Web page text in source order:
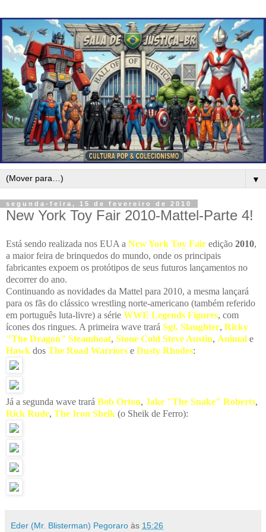
▼
segunda-feira, 15 de fevereiro de 2010
New York Toy Fair 2010-Mattel-Parte 4!
Está sendo realizada nos EUA a New York Toy Fair edição 2010,
a maior feira de brinquedos do mundo, onde os principais
fabricantes expoem os protótipos de seus futuros lançamentos no
decorrer do ano.
Continuando as novidades da Mattel para 2010, a mesma lançará
para os fãs do clássico wrestling norte-americano (também referido
em português luta-livre) a série WWE Legends Figures, com
ícones dos ringues. A primeira wave trará Sgt. Slaughter, Ricky
"The Dragon" Steamboat, Stone Cold Steve Austin, Animal e
Hawk dos The Road Warriors e Dusty Rhodes:
Já a segunda wave trará Bob Orton, Jake "The Snake" Roberts,
Rick Rude, The Iron Sheik (o Sheik de Ferro):
Eder (Mr. Blisterman) Pegoraro às 15:26